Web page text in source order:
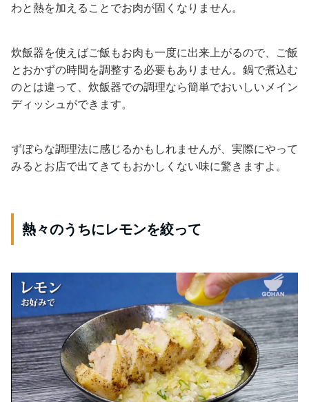
わと熱を加えることでお肉が固くなりません。
炊飯器を使えばご飯もお肉も一度に出来上がるので、ご飯
とおかずの時間を調整する必要もありません。鍋で煮込む
のとは違って、炊飯器での調理なら簡単でおいしいメイン
ディッシュができます。
ずぼらな調理法に感じるかもしれませんが、実際にやって
みるとお店で出てきてもおかしくない味に驚きますよ。
熱々のうちにレモンを絞って